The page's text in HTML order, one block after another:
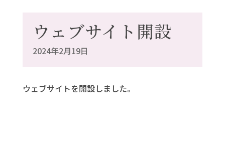
ウェブサイト開設
2024年2月19日
ウェブサイトを開設しました。